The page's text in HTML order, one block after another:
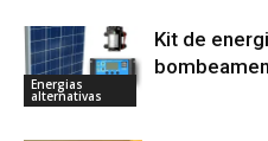
Energias
alternativas
Kit de